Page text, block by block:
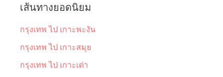
เส้นทางยอดนิยม
กรุงเทพ ไป เกาะพะงัน
กรุงเทพ ไป เกาะสมุย
กรุงเทพ ไป เกาะเต่า